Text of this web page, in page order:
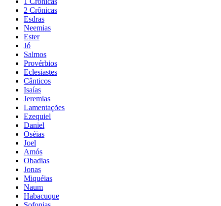
2 Crônicas
Esdras
Neemias
Ester
Jó
Salmos
Provérbios
Eclesiastes
Cânticos
Isaías
Jeremias
Lamentações
Ezequiel
Daniel
Oséias
Joel
Amós
Obadias
Jonas
Miquéias
Naum
Habacuque